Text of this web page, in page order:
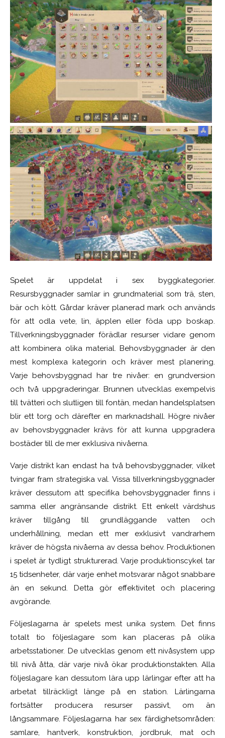
Spelet är uppdelat i sex byggkategorier.
Resursbyggnader samlar in grundmaterial som trä, sten,
bär och kött. Gårdar kräver planerad mark och används
för att odla vete, lin, äpplen eller föda upp boskap.
Tillverkningsbyggnader förädlar resurser vidare genom
att kombinera olika material. Behovsbyggnader är den
mest komplexa kategorin och kräver mest planering.
Varje behovsbyggnad har tre nivåer: en grundversion
och två uppgraderingar. Brunnen utvecklas exempelvis
till tvätteri och slutligen till fontän, medan handelsplatsen
blir ett torg och därefter en marknadshall. Högre nivåer
av behovsbyggnader krävs för att kunna uppgradera
bostäder till de mer exklusiva nivåerna.
Varje distrikt kan endast ha två behovsbyggnader, vilket
tvingar fram strategiska val. Vissa tillverkningsbyggnader
kräver dessutom att specifika behovsbyggnader finns i
samma eller angränsande distrikt. Ett enkelt värdshus
kräver tillgång till grundläggande vatten och
underhållning, medan ett mer exklusivt vandrarhem
kräver de högsta nivåerna av dessa behov. Produktionen
i spelet är tydligt strukturerad. Varje produktionscykel tar
15 tidsenheter, där varje enhet motsvarar något snabbare
än en sekund. Detta gör effektivitet och placering
avgörande.
Följeslagarna är spelets mest unika system. Det finns
totalt tio följeslagare som kan placeras på olika
arbetsstationer. De utvecklas genom ett nivåsystem upp
till nivå åtta, där varje nivå ökar produktionstakten. Alla
följeslagare kan dessutom lära upp lärlingar efter att ha
arbetat tillräckligt länge på en station. Lärlingarna
fortsätter producera resurser passivt, om än
långsammare. Följeslagarna har sex färdighetsområden:
samlare, hantverk, konstruktion, jordbruk, mat och